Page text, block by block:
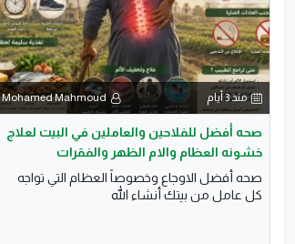
منذ 3 أيام Mohamed Mahmoud
صحه أفضل للفلاحين والعاملين في البيت لعلاج
خشونه العظام والام الظهر والفقرات
صحه أفضل الاوجاع وخصوصاً العظام التي تواجه
كل عامل من بيتك أنشاء الله